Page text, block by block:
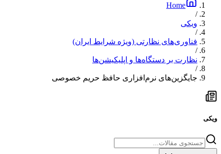
Home
/
ویکی
/
فناوری‌های نظارتی (ویژه شرایط ایران)
/
نظارت بر دستگاه‌ها و اپلیکیشن‌ها
/
جایگزین‌های نرم‌افزاری حافظ حریم خصوصی
ویکی